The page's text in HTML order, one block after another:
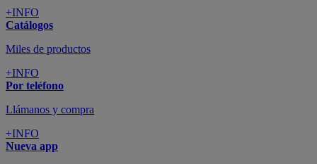
+INFO
Catálogos
Miles de productos
+INFO
Por teléfono
Llámanos y compra
+INFO
Nueva app